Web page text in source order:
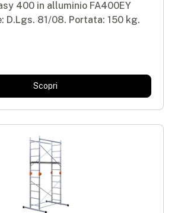
400 in alluminio FA400EY
D.Lgs. 81/08. Portata: 150 kg.
Scopri